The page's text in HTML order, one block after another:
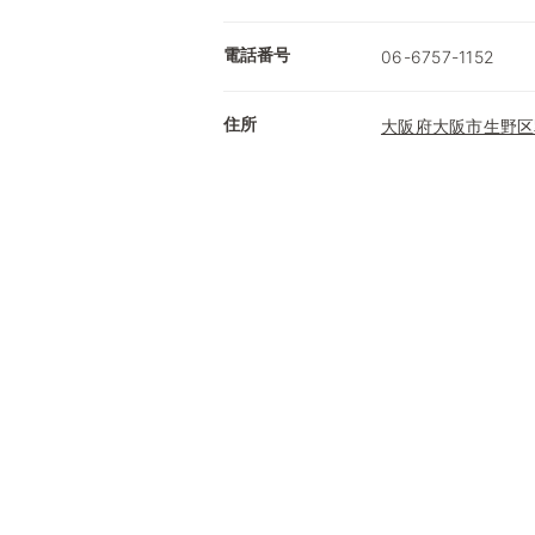
電話番号 06-6757-1152
住所 大阪府大阪市生野